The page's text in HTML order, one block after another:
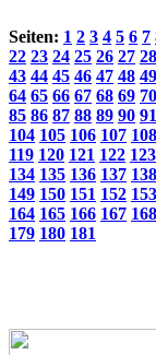
Seiten: 1 2 3 4 5 6 7
22 23 24 25 26 27 28
43 44 45 46 47 48 49
64 65 66 67 68 69 70
85 86 87 88 89 90 91
104 105 106 107 108
119 120 121 122 123
134 135 136 137 138
149 150 151 152 153
164 165 166 167 168
179 180 181